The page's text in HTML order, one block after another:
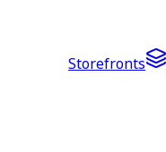
Storefronts